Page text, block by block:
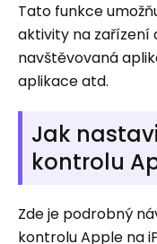
Tato funkce
aktivity na zařízení
navštěvovaná
aplikace atd.
Jak
kontrolu
Zde je podrobný
kontrolu Apple na